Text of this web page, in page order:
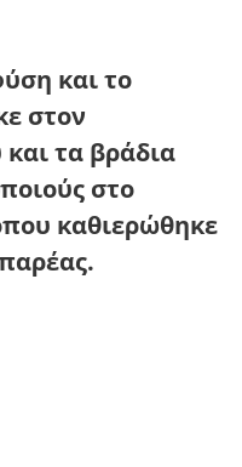
και το
στον
τα βράδια
στο
καθιερώθηκε